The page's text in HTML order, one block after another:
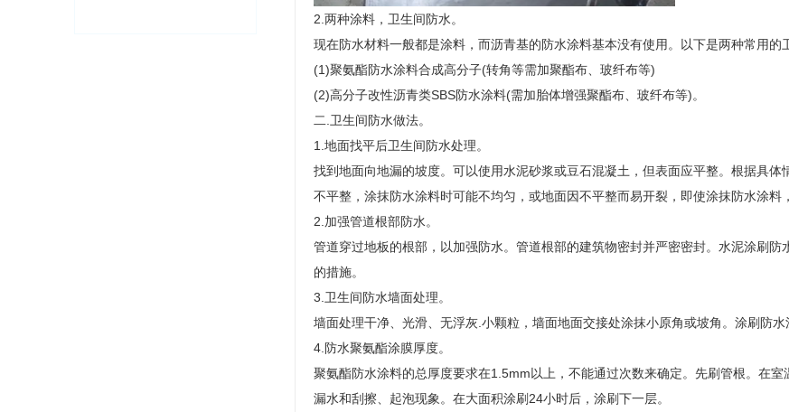
2.两种涂料，卫生间防水。
现在防水材料一般都是涂料，而沥青基的防水涂料基本没有使用。以下是两种常用的
(1)聚氨酯防水涂料合成高分子(转角等需加聚酯布、玻纤布等)
(2)高分子改性沥青类SBS防水涂料(需加胎体增强聚酯布、玻纤布等)。
二.卫生间防水做法。
1.地面找平后卫生间防水处理。
找到地面向地漏的坡度。可以使用水泥砂浆或豆石混凝土，但表面应平整。根据具
不平整，涂抹防水涂料时可能不均匀，或地面因不平整而易开裂，即使涂抹防水涂料
2.加强管道根部防水。
管道穿过地板的根部，以加强防水。管道根部的建筑物密封并严密密封。水泥涂刷
的措施。
3.卫生间防水墙面处理。
墙面处理干净、光滑、无浮灰.小颗粒，墙面地面交接处涂抹小原角或坡角。涂刷防水
4.防水聚氨酯涂膜厚度。
聚氨酯防水涂料的总厚度要求在1.5mm以上，不能通过次数来确定。先刷管根。在
漏水和刮擦、起泡现象。在大面积涂刷24小时后，涂刷下一层。